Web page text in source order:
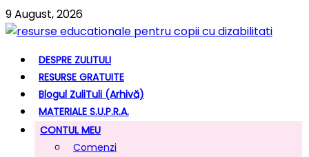
9 August, 2026
DESPRE ZULITULI
RESURSE GRATUITE
Blogul ZuliTuli (arhivă)
MATERIALE S.U.P.R.A.
CONTUL MEU
Comenzi